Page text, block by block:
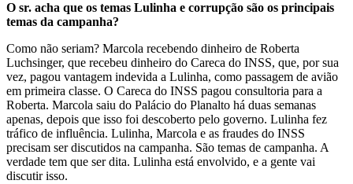
O sr. acha que os temas Lulinha e corrupção são os principais
temas da campanha?
Como não seriam? Marcola recebendo dinheiro de Roberta
Luchsinger, que recebeu dinheiro do Careca do INSS, que, por sua
vez, pagou vantagem indevida a Lulinha, como passagem de avião
em primeira classe. O Careca do INSS pagou consultoria para a
Roberta. Marcola saiu do Palácio do Planalto há duas semanas
apenas, depois que isso foi descoberto pelo governo. Lulinha fez
tráfico de influência. Lulinha, Marcola e as fraudes do INSS
precisam ser discutidos na campanha. São temas de campanha. A
verdade tem que ser dita. Lulinha está envolvido, e a gente vai
discutir isso.